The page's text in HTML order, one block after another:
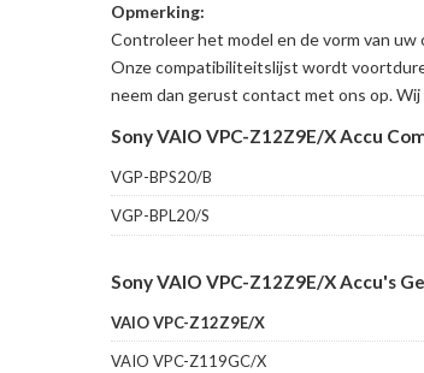
Opmerking:
Controleer het model en de vorm van
Onze compatibiliteitslijst wordt
neem dan gerust contact met ons op.
Sony VAIO VPC-Z12Z9E/X Accu
VGP-BPS20/B
VGP-BPL20/S
Sony VAIO VPC-Z12Z9E/X Accu's
VAIO VPC-Z12Z9E/X
VAIO VPC-Z119GC/X